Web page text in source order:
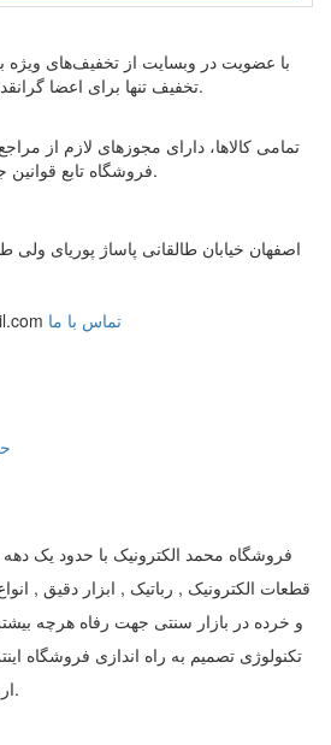
با عضویت در وبسایت از تخفیف‌های ویژه
تخفیف تنها برای اعضا گرانقدر وبسایت ارسال خواهد شد.
تمامی كالاها، دارای مجوزهای لازم از
فروشگاه تابع قوانين جمهوری اسلامی ايران است.
اصفهان خیابان طالقانی پاساژ پوریای
تماس با ما
فروشگاه محمد الکترونیک با حدود یک دهه
قطعات الکترونیک , رباتیک , ابزار دقیق ,
و خرده در بازار سنتی جهت رفاه هرچه
تکنولوژی تصمیم به راه اندازی فروشگاه
ارسال سفارشات نموده است.